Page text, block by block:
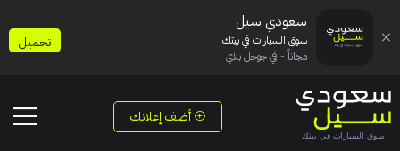
أضف إعلانك
سعودي سيل
سوق السيارات في بيتك
مجاناً - في جوجل بلاي
تحميل